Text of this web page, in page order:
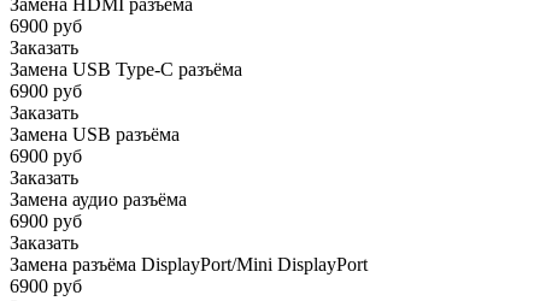
6900 руб
Заказать
Замена USB Type-C разъёма
6900 руб
Заказать
Замена USB разъёма
6900 руб
Заказать
Замена аудио разъёма
6900 руб
Заказать
Замена разъёма DisplayPort/Mini DisplayPort
6900 руб